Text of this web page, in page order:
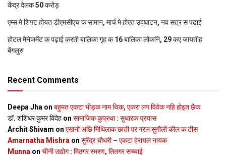
केंद्र देलक 50 करोड़
एम्स मे शिफ्ट होयत डीएमसीएच क सामान, मार्च मे होएत उद्घाटन, नव सत्र स पढाई
होटल मैनेजमेंट क पढ़ाई करती बालिका गृह क 16 बालिका लोकनि, 29 कए जायतीह
बेंगलुरु
Recent Comments
Deepa Jha on बहुमत एकटा भीड़क नाम थिक, एकरा लग विवेक नहि होइत छैक
डॉ. शशिधर कुमर विदेह on सामाजिक कुप्रथा : सुधारक प्रयास
Archit Shivam on एखनो अछि मिथिलाक छाती पर गरल सुगौली कील क टीस
Amarnatha Mishra on सुरेंद्र चौधरी – एकटा हेरायल नायक
Munna on चीनी उद्योग : मिठगर स्‍मरण, तितगर सच्‍चाई